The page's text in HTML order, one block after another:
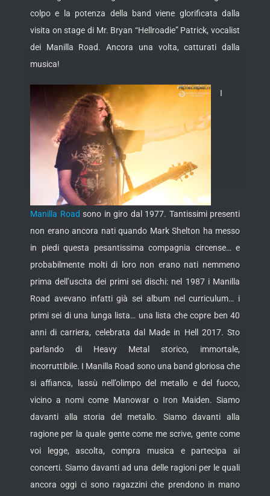
colpo e la potenza della band viene glorificata dalla
visita on stage di Mr. Bryan “Hellroadie” Patrick, vocalist
dei Manilla Road. Ancora una volta, catturati dalla
musica!
I
Manilla Road sono in giro dal 1977. Tantissimi presenti
non erano ancora nati quando Mark Shelton ha messo
in piedi questa pesantissima compagnia circense… e
probabilmente molti di loro non erano nati nemmeno
prima dell’uscita dei primi sei dischi: nel 1987 i Manilla
Road avevano infatti già sei album nel curriculum… i
primi sei di una lunga lista… una lista che copre ben 40
anni di carriera, celebrata dal Made in Hell 2017. Sto
parlando di Heavy Metal storico, immortale,
incorruttibile. I Manilla Road sono una band gloriosa che
si affianca, lassù nell’olimpo del metallo e del fuoco,
vicino a nomi come Manowar o Iron Maiden. Siamo
davanti alla storia del metallo. Siamo davanti alla
ragione per la quale gente come me scrive, gente come
voi legge, ascolta, compra musica e partecipa ai
concerti. Siamo davanti ad una delle ragioni per le quali
ancora oggi ci sono ragazzini che prendono in mano